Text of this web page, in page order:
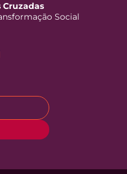
Cruzadas
Social